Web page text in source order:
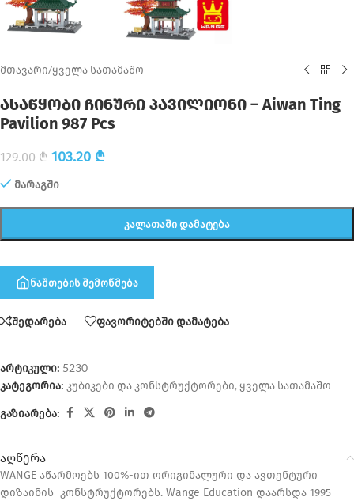
მთავარი/ყველა სათამაშო
ასაწყობი ჩინური პავილიონი – Aiwan Ting
Pavilion 987 Pcs
129.00₾ 103.20 ₾
მარაგში
ᲙᲐᲚᲐᲗᲐᲨᲘ ᲓᲐᲛᲐᲢᲔᲑᲐ
ნაშთების შემოწმება
შედარება ფავორიტებში დამატება
არტიკული: 5230
კატეგორია: კუბიკები და კონსტრუქტორები, ყველა სათამაშო
გაზიარება:
აღწერა
WANGE აწარმოებს 100%-ით ორიგინალური და ავთენტური
დიზაინის კონსტრუქტორებს. Wange Education დაარსდა 1995